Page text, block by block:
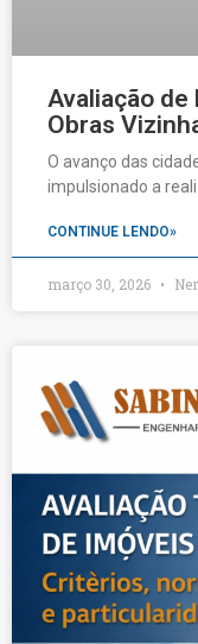
Avaliação de
Obras
O avanço das
impulsionado a
CONTINUE LENDO»
março 30, 2026